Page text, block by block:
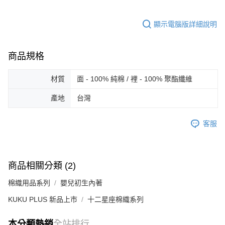
顯示電腦版詳細說明
商品規格
材質 面 - 100% 純棉 / 裡 - 100% 聚酯纖維
產地 台灣
客服
商品相關分類 (2)
棉織用品系列 嬰兒初生內著
KUKU PLUS 新品上市 十二星座棉織系列